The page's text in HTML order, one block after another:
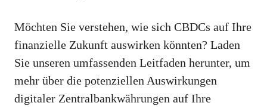
Möchten Sie verstehen, wie sich CBDCs auf Ihre
finanzielle Zukunft auswirken könnten? Laden
Sie unseren umfassenden Leitfaden herunter, um
mehr über die potenziellen Auswirkungen
digitaler Zentralbankwährungen auf Ihre